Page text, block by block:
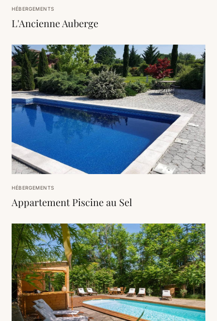
HÉBERGEMENTS
L'Ancienne Auberge
HÉBERGEMENTS
Appartement Piscine au Sel